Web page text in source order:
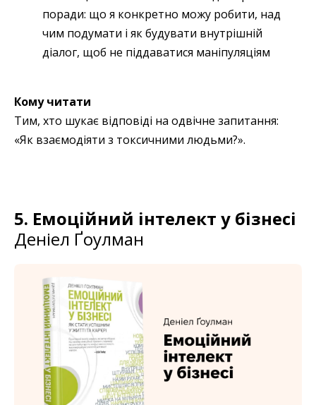
поради: що я конкретно можу робити, над
чим подумати і як будувати внутрішній
діалог, щоб не піддаватися маніпуляціям
Кому читати
Тим, хто шукає відповіді на одвічне запитання:
«Як взаємодіяти з токсичними людьми?».
5. Емоційний інтелект у бізнесі
Деніел Ґоулман